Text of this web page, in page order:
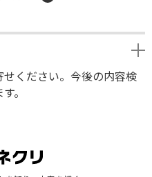
ください。今後の内容検
。